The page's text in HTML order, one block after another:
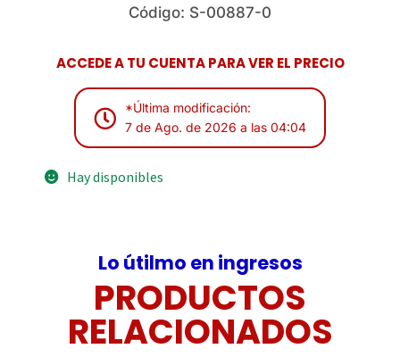
Código: S-00887-0
ACCEDE A TU CUENTA PARA VER EL PRECIO
*Última modificación:
7 de Ago. de 2026 a las 04:04
Hay disponibles
Lo útilmo en ingresos
PRODUCTOS
RELACIONADOS